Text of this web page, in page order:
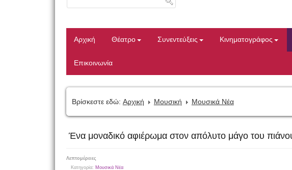
Αρχική Θέατρο Συνεντεύξεις Κινηματογράφος
Επικοινωνία
Βρίσκεστε εδώ: Αρχική Μουσική Μουσικά Νέα
Ένα μοναδικό αφιέρωμα στον απόλυτο μάγο του
Λεπτομέρειες
Κατηγορία: Μουσικά Νέα